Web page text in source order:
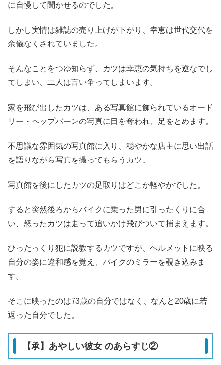
に自慢して聞かせるのでした。
しかし実情は雑誌の売り上げが下がり、幸恵は世代交代を
余儀なくされていました。
そんなことをつゆ知らず、カツは幸恵の気持ちを逆なでし
てしまい、二人は言い争ってしまいます。
家を飛び出したカツは、ある写真館に飾られているオード
リー・ヘップバーンの写真に目を奪われ、足をとめます。
不思議な雰囲気の写真館に入り、穏やかな店主に思い出話
を語りながら写真を撮ってもらうカツ。
写真館を後にしたカツの足取りはどこか軽やかでした。
すると突然後ろからバイクに乗った男に引ったくりに合
い、怒ったカツは走って追いかけ飛びついて捕まえます。
ひったっくり犯に説教するカツですが、ヘルメットに映る
自分の姿に違和感を覚え、バイクのミラーを覗き込みま
す。
そこに映ったのは73歳の自分ではなく、なんと20歳に若
返った自分でした。
【承】あやしい彼女 のあらすじ②